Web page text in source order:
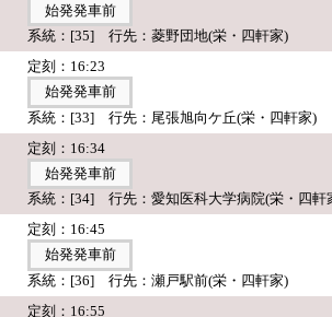
始発発車前
系統：[35] 行先：菱野団地(栄・四軒家)
定刻：16:23
始発発車前
系統：[33] 行先：尾張旭向ケ丘(栄・四軒家)
定刻：16:34
始発発車前
系統：[34] 行先：愛知医科大学病院(栄・四軒
定刻：16:45
始発発車前
系統：[36] 行先：瀬戸駅前(栄・四軒家)
定刻：16:55